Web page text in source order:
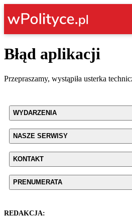
Błąd aplikacji
Przepraszamy, wystąpiła usterka
WYDARZENIA
NASZE SERWISY
KONTAKT
PRENUMERATA
REDAKCJA: